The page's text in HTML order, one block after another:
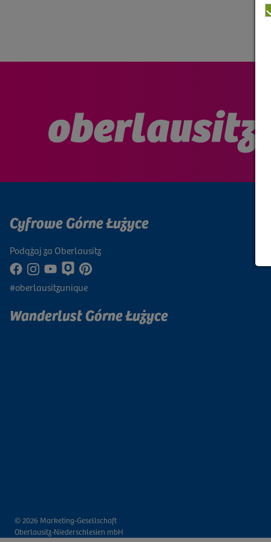
Cyfrowe Górne Łużyce
Podążaj za Oberlausitz
#oberlausitzunique
Wanderlust Górne Łużyce
© 2026 Marketing-Gesellschaft
Oberlausitz-Niederschlesien mbH